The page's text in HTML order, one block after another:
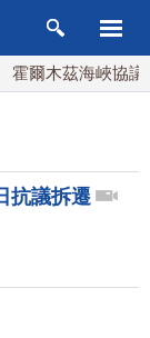
霍爾木茲海峽協議
抗議拆遷